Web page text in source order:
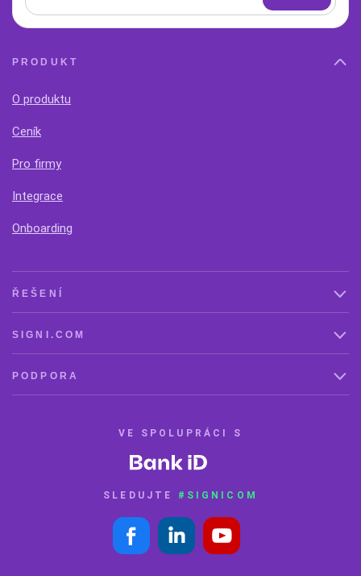
PRODUKT
O produktu
Ceník
Pro firmy
Integrace
Onboarding
ŘEŠENÍ
SIGNI.COM
PODPORA
VE SPOLUPRÁCI S
SLEDUJTE #SIGNICOM